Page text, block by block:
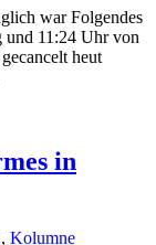
war Folgendes
und 11:24 Uhr von
heut
in
, Kolumne